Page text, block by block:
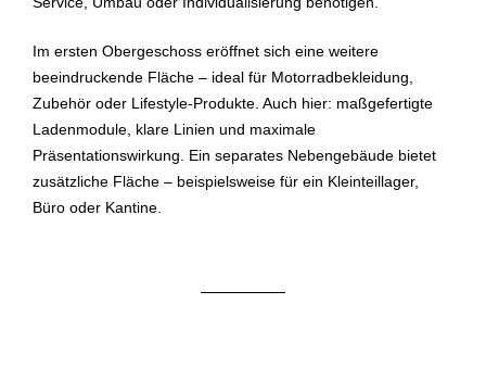
Im ersten Obergeschoss eröffnet sich eine weitere
beeindruckende Fläche – ideal für Motorradbekleidung,
Zubehör oder Lifestyle-Produkte. Auch hier: maßgefertigte
Ladenmodule, klare Linien und maximale
Präsentationswirkung. Ein separates Nebengebäude bietet
zusätzliche Fläche – beispielsweise für ein Kleinteillager,
Büro oder Kantine.